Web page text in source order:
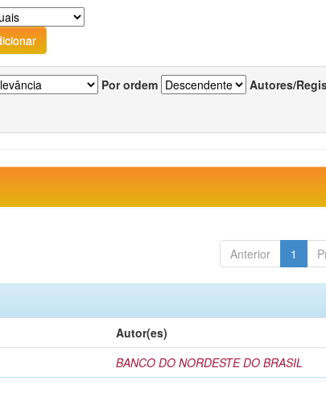
Por ordem Autores/
Anterior 1
Autor(es)
BANCO DO NORDESTE DO BRASIL